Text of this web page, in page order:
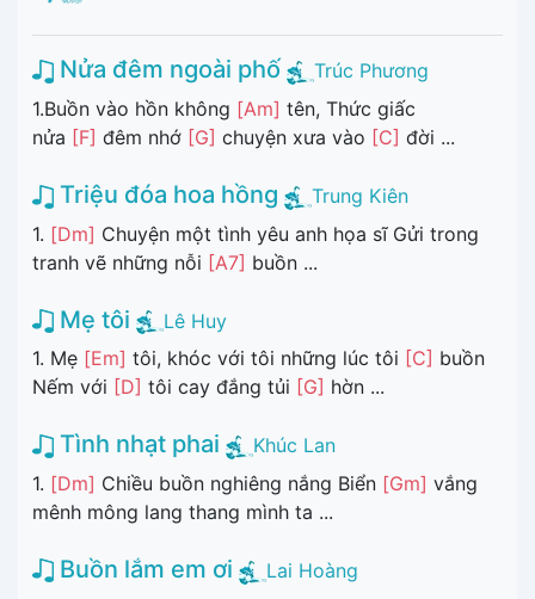
Nửa đêm ngoài phố
Trúc Phương
1.Buồn vào hồn không [Am] tên, Thức giấc
nửa [F] đêm nhớ [G] chuyện xưa vào [C] đời ...
Triệu đóa hoa hồng
Trung Kiên
1. [Dm] Chuyện một tình yêu anh họa sĩ Gửi trong
tranh vẽ những nỗi [A7] buồn ...
Mẹ tôi
Lê Huy
1. Mẹ [Em] tôi, khóc với tôi những lúc tôi [C] buồn
Nếm với [D] tôi cay đắng tủi [G] hờn ...
Tình nhạt phai
Khúc Lan
1. [Dm] Chiều buồn nghiêng nắng Biển [Gm] vắng
mênh mông lang thang mình ta ...
Buồn lắm em ơi
Lai Hoàng